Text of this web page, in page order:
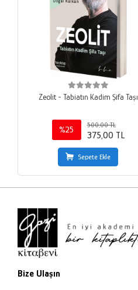
Zeolit - Tabiatın Kadim Şifa Taşı
%25
500,00 TL
375,00 TL
Sepete Ekle
Bize Ulaşın